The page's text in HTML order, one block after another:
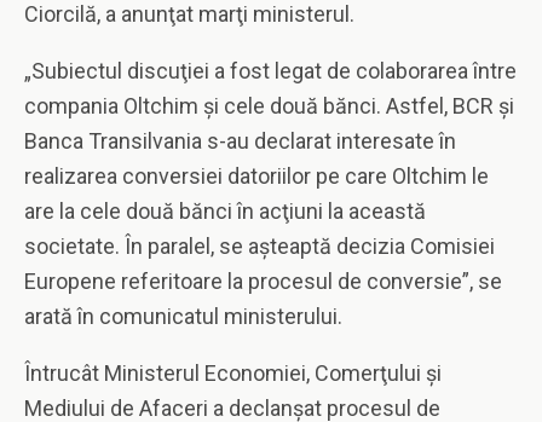
Ciorcilă, a anunţat marţi ministerul.
„Subiectul discuţiei a fost legat de colaborarea între
compania Oltchim şi cele două bănci. Astfel, BCR şi
Banca Transilvania s-au declarat interesate în
realizarea conversiei datoriilor pe care Oltchim le
are la cele două bănci în acţiuni la această
societate. În paralel, se aşteaptă decizia Comisiei
Europene referitoare la procesul de conversie”, se
arată în comunicatul ministerului.
Întrucât Ministerul Economiei, Comerţului şi
Mediului de Afaceri a declanşat procesul de